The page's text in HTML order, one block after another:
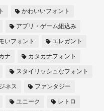
かわいいフォント
アプリ・ゲーム組込み
いフォント エレガント
ナ カタカナフォント
スタイリッシュなフォント
ネス ファンタジー
ユニーク レトロ